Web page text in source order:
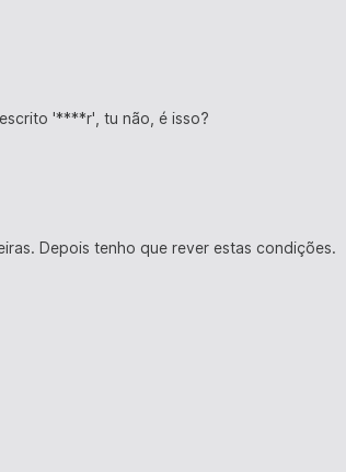
'****r', tu não, é isso?
Depois tenho que rever estas condições.